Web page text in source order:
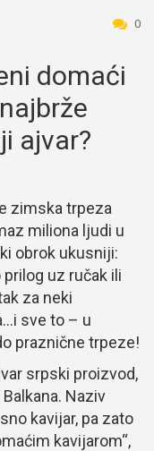
0
domaći
ajvar?
zimska trpeza
miliona ljudi u
obrok ukusniji:
uz ručak ili
za neki
sve to – u
praznične trpeze!
srpski proizvod,
Naziv
kavijar, pa zato
kavijarom“,